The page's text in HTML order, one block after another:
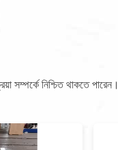
সম্পর্কে নিশ্চিত থাকতে পারেন।